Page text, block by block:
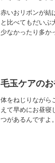
赤いおリボンが結
と比べてもだいぶ
少なかったり多か
毛玉ケアの
体をねじりながら
えて早めにお昼寝
つがあるんですよ